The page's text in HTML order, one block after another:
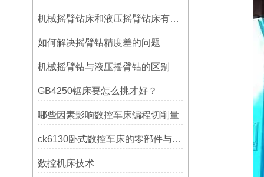
机械摇臂钻床和液压摇臂钻床有什么区别
如何解决摇臂钻精度差的问题
机械摇臂钻与液压摇臂钻的区别
GB4250锯床要怎么挑才好？
哪些因素影响数控车床编程切削量
ck6130卧式数控车床的零部件与配置解析
数控机床技术